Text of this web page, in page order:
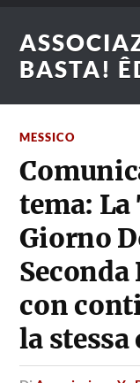
BASTA!
MESSICO
tema:
Giorno
Seconda
con
la stessa